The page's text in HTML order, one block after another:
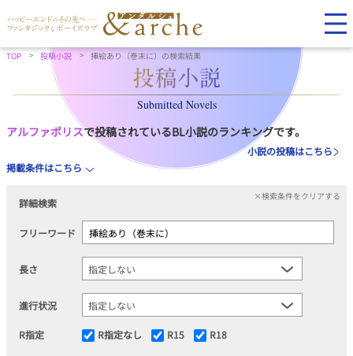
TOP 投稿小説 挿絵あり（巻末に）の検索結果
Submitted Novels
アルファポリスで投稿されているBL小説のランキングです。
小説の投稿はこちら
掲載条件はこちら
詳細検索
×検索条件をクリアする
フリーワード
長さ
進行状況
R指定 R指定なし R15 R18